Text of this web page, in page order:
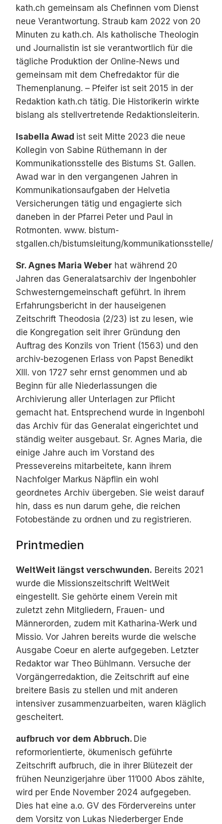
kath.ch gemeinsam als Chefinnen vom Dienst
neue Verantwortung. Straub kam 2022 von 20
Minuten zu kath.ch. Als katholische Theologin
und Journalistin ist sie verantwortlich für die
tägliche Produktion der Online-News und
gemeinsam mit dem Chefredaktor für die
Themenplanung. – Pfeifer ist seit 2015 in der
Redaktion kath.ch tätig. Die Historikerin wirkte
bislang als stellvertretende Redaktionsleiterin.
Isabella Awad ist seit Mitte 2023 die neue
Kollegin von Sabine Rüthemann in der
Kommunikationsstelle des Bistums St. Gallen.
Awad war in den vergangenen Jahren in
Kommunikationsaufgaben der Helvetia
Versicherungen tätig und engagierte sich
daneben in der Pfarrei Peter und Paul in
Rotmonten. www. bistum-
stgallen.ch/bistumsleitung/kommunikationsstelle/
Sr. Agnes Maria Weber hat während 20
Jahren das Generalatsarchiv der Ingenbohler
Schwesterngemeinschaft geführt. In ihrem
Erfahrungsbericht in der hauseigenen
Zeitschrift Theodosia (2/23) ist zu lesen, wie
die Kongregation seit ihrer Gründung den
Auftrag des Konzils von Trient (1563) und den
archiv-bezogenen Erlass von Papst Benedikt
XIII. von 1727 sehr ernst genommen und ab
Beginn für alle Niederlassungen die
Archivierung aller Unterlagen zur Pflicht
gemacht hat. Entsprechend wurde in Ingenbohl
das Archiv für das Generalat eingerichtet und
ständig weiter ausgebaut. Sr. Agnes Maria, die
einige Jahre auch im Vorstand des
Pressevereins mitarbeitete, kann ihrem
Nachfolger Markus Näpflin ein wohl
geordnetes Archiv übergeben. Sie weist darauf
hin, dass es nun darum gehe, die reichen
Fotobestände zu ordnen und zu registrieren.
Printmedien
WeltWeit längst verschwunden. Bereits 2021
wurde die Missionszeitschrift WeltWeit
eingestellt. Sie gehörte einem Verein mit
zuletzt zehn Mitgliedern, Frauen- und
Männerorden, zudem mit Katharina-Werk und
Missio. Vor Jahren bereits wurde die welsche
Ausgabe Coeur en alerte aufgegeben. Letzter
Redaktor war Theo Bühlmann. Versuche der
Vorgängerredaktion, die Zeitschrift auf eine
breitere Basis zu stellen und mit anderen
intensiver zusammenzuarbeiten, waren kläglich
gescheitert.
aufbruch vor dem Abbruch. Die
reformorientierte, ökumenisch geführte
Zeitschrift aufbruch, die in ihrer Blütezeit der
frühen Neunzigerjahre über 11’000 Abos zählte,
wird per Ende November 2024 aufgegeben.
Dies hat eine a.o. GV des Fördervereins unter
dem Vorsitz von Lukas Niederberger Ende